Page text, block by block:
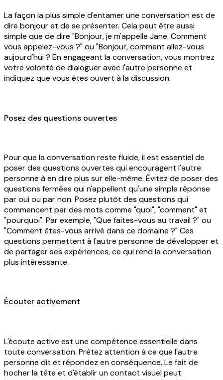
La façon la plus simple d'entamer une conversation est de
dire bonjour et de se présenter. Cela peut être aussi
simple que de dire "Bonjour, je m'appelle Jane. Comment
vous appelez-vous ?" ou "Bonjour, comment allez-vous
aujourd'hui ? En engageant la conversation, vous montrez
votre volonté de dialoguer avec l'autre personne et
indiquez que vous êtes ouvert à la discussion.
Posez des questions ouvertes
Pour que la conversation reste fluide, il est essentiel de
poser des questions ouvertes qui encouragent l'autre
personne à en dire plus sur elle-même. Évitez de poser des
questions fermées qui n'appellent qu'une simple réponse
par oui ou par non. Posez plutôt des questions qui
commencent par des mots comme "quoi", "comment" et
"pourquoi". Par exemple, "Que faites-vous au travail ?" ou
"Comment êtes-vous arrivé dans ce domaine ?" Ces
questions permettent à l'autre personne de développer et
de partager ses expériences, ce qui rend la conversation
plus intéressante.
Écouter activement
L'écoute active est une compétence essentielle dans
toute conversation. Prêtez attention à ce que l'autre
personne dit et répondez en conséquence. Le fait de
hocher la tête et d'établir un contact visuel peut